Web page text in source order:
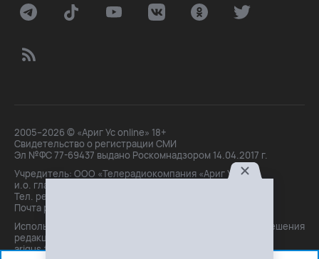
2005–2026 © «Ариг Ус online» 18+
Свидетельство о регистрации СМИ
Эл №ФС 77-69437 выдано Роскомнадзором 14.04.2017 г.
Учредитель: ООО «Телерадиокомпания «Ариг Ус»,
и.о. главного редактора: Маханова О.Б.
Тел. peдakции: +7(3012)21-30-14,
Почта peдakции: editor@arigus.tv
Использование материалов только с письменного разрешения
редакции. При цитировании прямая активная ссылка на
arigus.tv обязательна.